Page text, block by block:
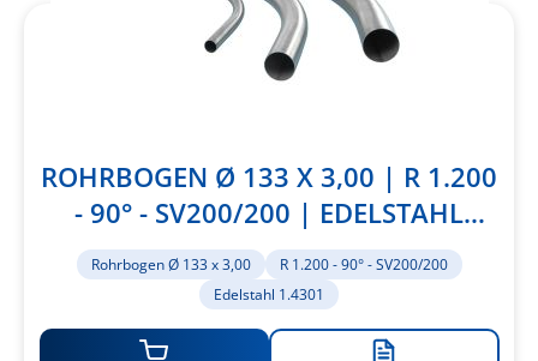
ROHRBOGEN Ø 133 X 3,00 | R 1.200
- 90° - SV200/200 | EDELSTAHL
1.4301
Rohrbogen Ø 133 x 3,00
R 1.200 - 90° - SV200/200
Edelstahl 1.4301